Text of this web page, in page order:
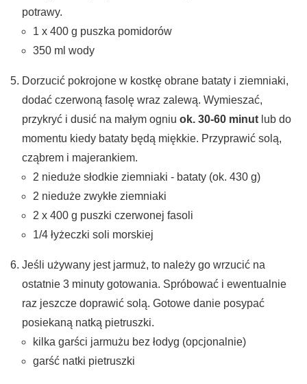
potrawy.
1 x 400 g puszka pomidorów
350 ml wody
Dorzucić pokrojone w kostkę obrane bataty i ziemniaki,
dodać czerwoną fasolę wraz zalewą. Wymieszać,
przykryć i dusić na małym ogniu ok. 30-60 minut lub do
momentu kiedy bataty będą miękkie. Przyprawić solą,
cząbrem i majerankiem.
2 nieduże słodkie ziemniaki - bataty (ok. 430 g)
2 nieduże zwykłe ziemniaki
2 x 400 g puszki czerwonej fasoli
1/4 łyżeczki soli morskiej
Jeśli używany jest jarmuż, to należy go wrzucić na
ostatnie 3 minuty gotowania. Spróbować i ewentualnie
raz jeszcze doprawić solą. Gotowe danie posypać
posiekaną natką pietruszki.
kilka garści jarmużu bez łodyg (opcjonalnie)
garść natki pietruszki